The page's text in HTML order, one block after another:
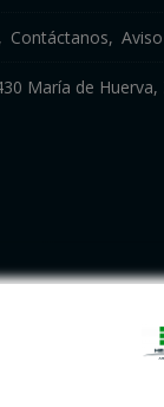
Contáctanos
María de